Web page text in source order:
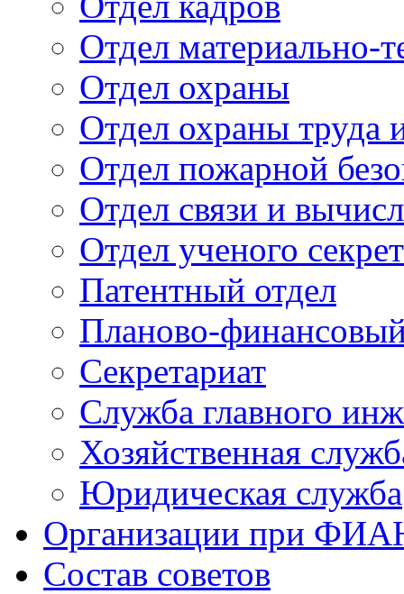
Отдел материально-
Отдел охраны
Отдел охраны труда
Отдел пожарной
Отдел связи и
Отдел ученого
Патентный отдел
Планово-
Секретариат
Служба главного
Хозяйственная
Юридическая служба
Организации при
Состав советов